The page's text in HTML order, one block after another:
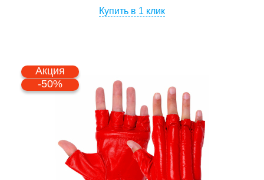
Купить в 1 клик
Акция
-50%